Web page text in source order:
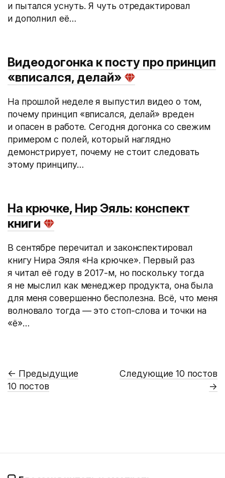
и пытался уснуть. Я чуть отредактировал
и дополнил её…
Видеодогонка к посту про принцип
«вписался, делай»
На прошлой неделе я выпустил видео о том,
почему принцип «вписался, делай» вреден
и опасен в работе. Сегодня догонка со свежим
примером с полей, который наглядно
демонстрирует, почему не стоит следовать
этому принципу…
На крючке, Нир Эяль: конспект
книги
В сентябре перечитал и законспектировал
книгу Нира Эяля «На крючке». Первый раз
я читал её году в 2017-м, но поскольку тогда
я не мыслил как менеджер продукта, она была
для меня совершенно бесполезна. Всё, что меня
волновало тогда — это стоп-слова и точки на
«ё»…
← Предыдущие
10 постов
Следующие 10 постов
→